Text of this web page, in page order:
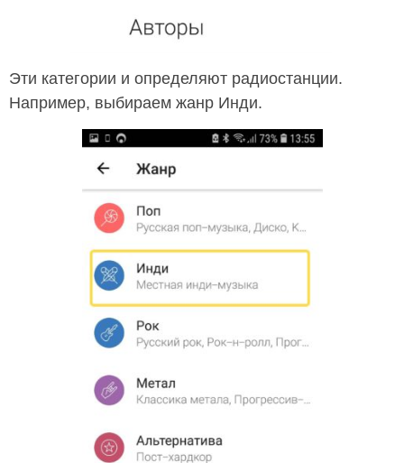
Эти категории и определяют радиостанции.
Например, выбираем жанр Инди.